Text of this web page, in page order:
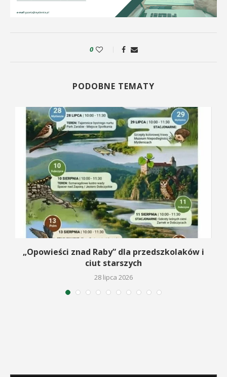
0
PODOBNE TEMATY
„Opowieści znad Raby” dla przedszkolaków i
ciut starszych
28 lipca 2026